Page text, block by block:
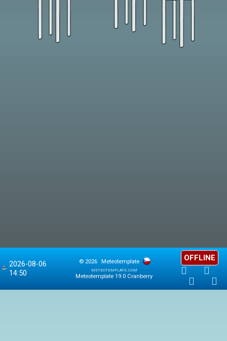
2026-08-06
14:50
© 2026
Meteotemplate
meteotemplate.com
Meteotemplate 19.0 Cranberry
OFFLINE